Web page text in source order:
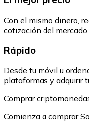
Con el mismo dinero,
cotización del mercado.
Rápido
Desde tu móvil u
plataformas y adquirir
Comprar
Comienza a comprar